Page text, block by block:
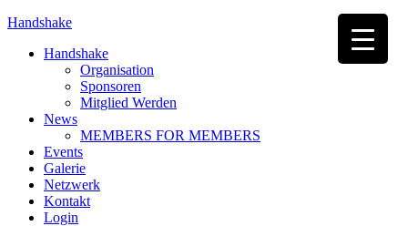
Handshake
Handshake
Organisation
Sponsoren
Mitglied Werden
News
MEMBERS FOR MEMBERS
Events
Galerie
Netzwerk
Kontakt
Login